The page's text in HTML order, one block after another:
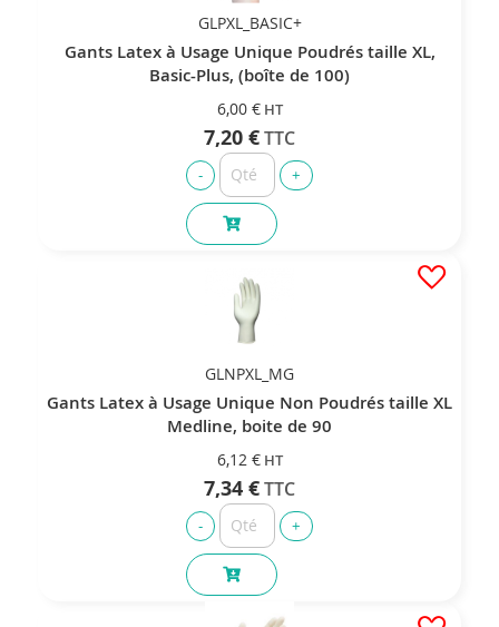
GLPXL_BASIC+
Gants Latex à Usage Unique Poudrés taille XL,
Basic-Plus, (boîte de 100)
6,00 €
7,20 €
GLNPXL_MG
Gants Latex à Usage Unique Non Poudrés taille XL
Medline, boite de 90
6,12 €
7,34 €